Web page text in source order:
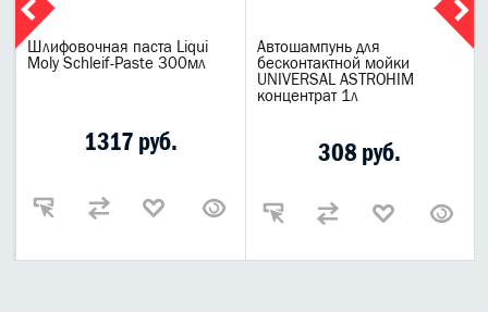
Шлифовочная паста Liqui
Moly Schleif-Paste 300мл
1317 руб.
Автошампунь для
бесконтактной мойки
UNIVERSAL ASTROHIM
концентрат 1л
308 руб.